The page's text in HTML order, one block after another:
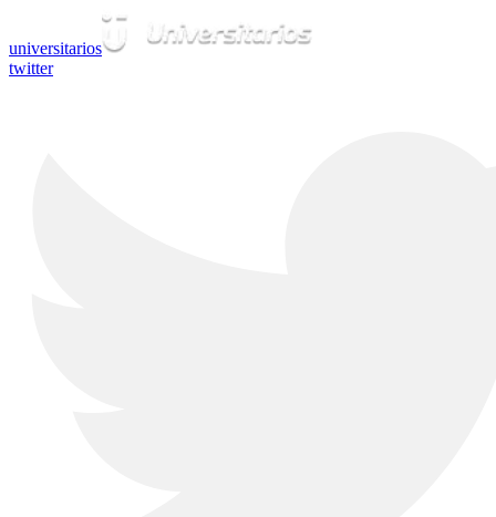
universitarios
twitter